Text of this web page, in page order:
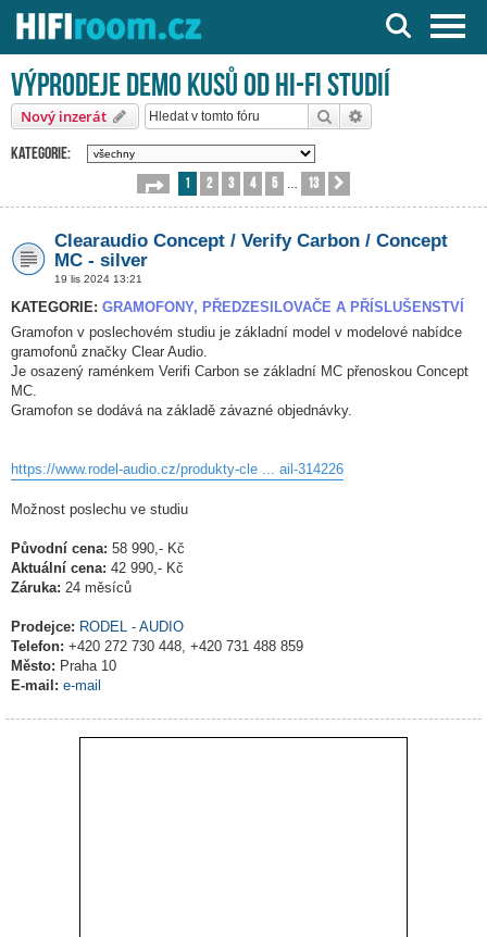
Server o Hi-Fi a AV technice
Výprodeje demo kusů od HI-FI studií
Nový inzerát Hledat
Kategorie:
Stránka 1z 13
1 2 3 4 5 13
Clearaudio Concept / Verify Carbon / Concept
MC - silver
19 lis 2024 13:21
KATEGORIE: GRAMOFONY, PŘEDZESILOVAČE A PŘÍSLUŠENSTVÍ
Gramofon v poslechovém studiu je základní model v modelové nabídce
gramofonů značky Clear Audio.
Je osazený raménkem Verifi Carbon se základní MC přenoskou Concept
MC.
Gramofon se dodává na základě závazné objednávky.
https://www.rodel-audio.cz/produkty-cle ... ail-314226
Možnost poslechu ve studiu
Původní cena: 58 990,- Kč
Aktuální cena: 42 990,- Kč
Záruka: 24 měsíců
Prodejce: RODEL - AUDIO
Telefon: +420 272 730 448, +420 731 488 859
Město: Praha 10
E-mail: e-mail